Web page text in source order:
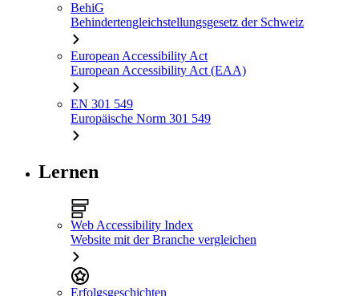
BehiG
Behindertengleichstellungsgesetz der Schweiz
European Accessibility Act
European Accessibility Act (EAA)
EN 301 549
Europäische Norm 301 549
Lernen
Web Accessibility Index
Website mit der Branche vergleichen
Erfolgsgeschichten